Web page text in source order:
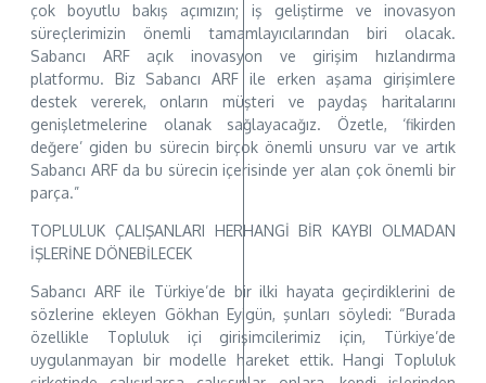
çok boyutlu bakış açımızın; iş geliştirme ve inovasyon
süreçlerimizin önemli tamamlayıcılarından biri olacak.
Sabancı ARF açık inovasyon ve girişim hızlandırma
platformu. Biz Sabancı ARF ile erken aşama girişimlere
destek vererek, onların müşteri ve paydaş haritalarını
genişletmelerine olanak sağlayacağız. Özetle, ‘fikirden
değere’ giden bu sürecin birçok önemli unsuru var ve artık
Sabancı ARF da bu sürecin içerisinde yer alan çok önemli bir
parça.”
TOPLULUK ÇALIŞANLARI HERHANGİ BİR KAYBI OLMADAN
İŞLERİNE DÖNEBİLECEK
Sabancı ARF ile Türkiye’de bir ilki hayata geçirdiklerini de
sözlerine ekleyen Gökhan Eyigün, şunları söyledi: “Burada
özellikle Topluluk içi girişimcilerimiz için, Türkiye’de
uygulanmayan bir modelle hareket ettik. Hangi Topluluk